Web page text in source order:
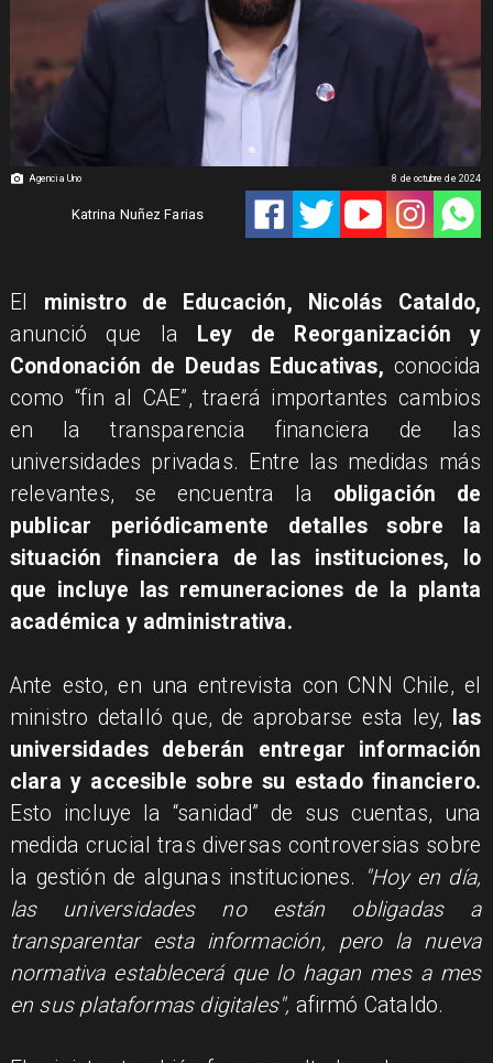
Agencia Uno
Katrina Nuñez Farias
8 de octubre de 2024
El ministro de Educación, Nicolás Cataldo,
anunció que la
Ley de Reorganización y
Condonación de Deudas Educativas, conocida
como “fin al CAE”, traerá importantes cambios
en la transparencia financiera de las
universidades privadas. Entre las medidas más
relevantes, se encuentra la obligación de
publicar periódicamente detalles sobre la
situación financiera de las instituciones, lo
que incluye las remuneraciones de la planta
académica y administrativa.
Ante esto, en una entrevista con CNN Chile, el
ministro detalló que, de aprobarse esta ley,
las
universidades deberán entregar información
clara y accesible sobre su estado financiero.
Esto incluye la “sanidad” de sus cuentas, una
medida crucial tras diversas controversias sobre
la gestión de algunas instituciones.
"Hoy en día,
las universidades no están obligadas a
transparentar esta información, pero la nueva
normativa establecerá que lo hagan mes a mes
en sus plataformas digitales", afirmó Cataldo.